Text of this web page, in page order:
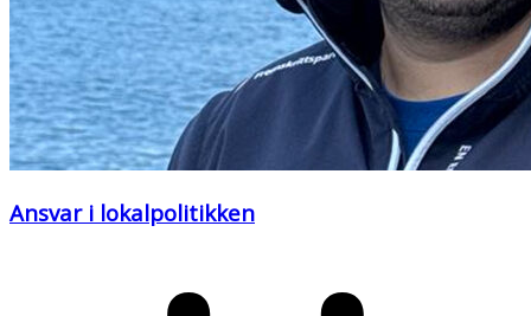
Ansvar i lokalpolitikken